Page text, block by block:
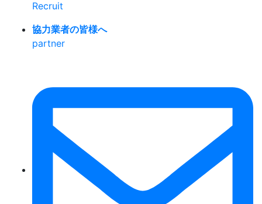
Recruit
協力業者の皆様へ
partner